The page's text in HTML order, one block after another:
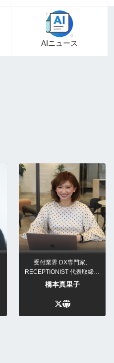
AIニュース
受付業界 DX専門家、
RECEPTIONIST 代表取締役
CEO
橋本真里子